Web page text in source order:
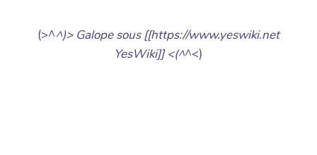
(>^^)> Galope sous [[https://www.yeswiki.net
YesWiki]] <(^^<)